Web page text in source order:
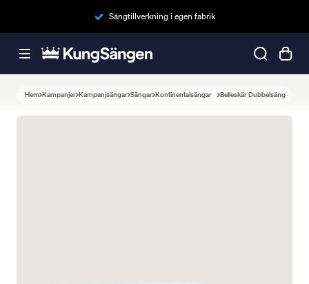
Sängtillverkning i egen fabrik
Hem Kampanjer Kampanjsängar Sängar Kontinentalsängar Belleskär Dubbelsäng